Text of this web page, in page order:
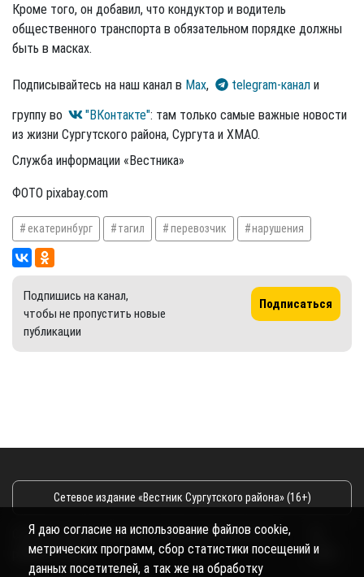
Кроме того, он добавил, что кондуктор и водитель
общественного транспорта в обязательном порядке должны
быть в масках.
Подписывайтесь на наш канал в Max, telegram-канал и
группу во
"ВКонтакте": там только самые важные новости
из жизни Сургутского района, Сургута и ХМАО.
Служба информации «Вестника»
ФОТО pixabay.com
екатеринбург тагил перевозчик нарушения
Подпишись на канал,
чтобы не пропустить новые
публикации
Подписаться
Сетевое издание «Вестник Сургутского района» (16+)
Сетевое издание Вестник - Новости Сургутского
района и Югры
2026
Я даю согласие на использование файлов cookie,
метрических программ, сбор статистики посещений и
данных посетителей, а так же на обработку